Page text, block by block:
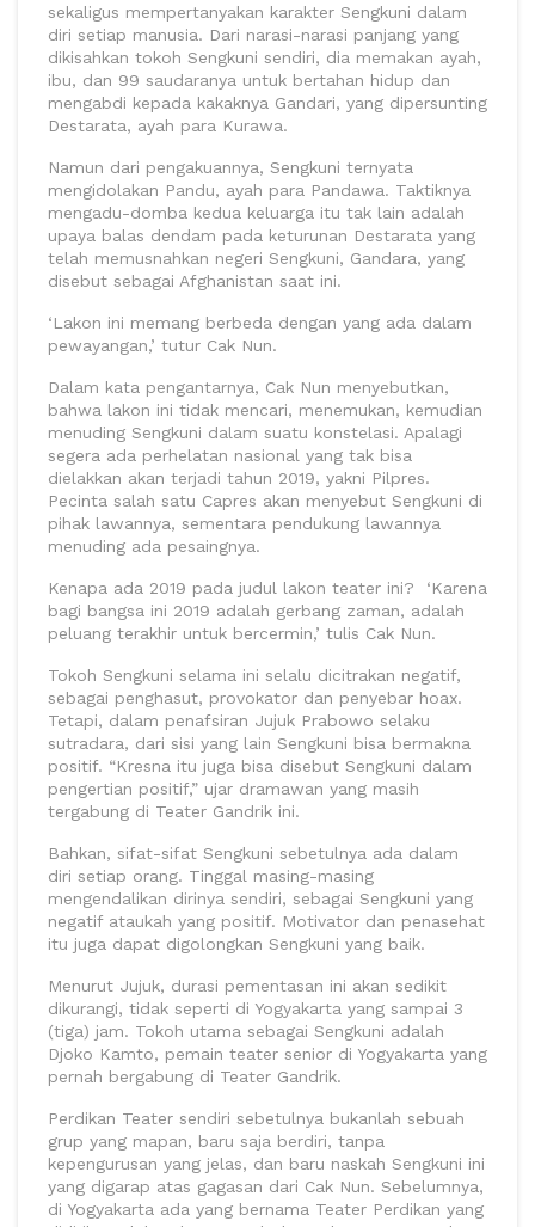
sekaligus mempertanyakan karakter Sengkuni dalam
diri setiap manusia. Dari narasi-narasi panjang yang
dikisahkan tokoh Sengkuni sendiri, dia memakan ayah,
ibu, dan 99 saudaranya untuk bertahan hidup dan
mengabdi kepada kakaknya Gandari, yang dipersunting
Destarata, ayah para Kurawa.
Namun dari pengakuannya, Sengkuni ternyata
mengidolakan Pandu, ayah para Pandawa. Taktiknya
mengadu-domba kedua keluarga itu tak lain adalah
upaya balas dendam pada keturunan Destarata yang
telah memusnahkan negeri Sengkuni, Gandara, yang
disebut sebagai Afghanistan saat ini.
‘Lakon ini memang berbeda dengan yang ada dalam
pewayangan,’ tutur Cak Nun.
Dalam kata pengantarnya, Cak Nun menyebutkan,
bahwa lakon ini tidak mencari, menemukan, kemudian
menuding Sengkuni dalam suatu konstelasi. Apalagi
segera ada perhelatan nasional yang tak bisa
dielakkan akan terjadi tahun 2019, yakni Pilpres.
Pecinta salah satu Capres akan menyebut Sengkuni di
pihak lawannya, sementara pendukung lawannya
menuding ada pesaingnya.
Kenapa ada 2019 pada judul lakon teater ini? ‘Karena
bagi bangsa ini 2019 adalah gerbang zaman, adalah
peluang terakhir untuk bercermin,’ tulis Cak Nun.
Tokoh Sengkuni selama ini selalu dicitrakan negatif,
sebagai penghasut, provokator dan penyebar hoax.
Tetapi, dalam penafsiran Jujuk Prabowo selaku
sutradara, dari sisi yang lain Sengkuni bisa bermakna
positif. “Kresna itu juga bisa disebut Sengkuni dalam
pengertian positif,” ujar dramawan yang masih
tergabung di Teater Gandrik ini.
Bahkan, sifat-sifat Sengkuni sebetulnya ada dalam
diri setiap orang. Tinggal masing-masing
mengendalikan dirinya sendiri, sebagai Sengkuni yang
negatif ataukah yang positif. Motivator dan penasehat
itu juga dapat digolongkan Sengkuni yang baik.
Menurut Jujuk, durasi pementasan ini akan sedikit
dikurangi, tidak seperti di Yogyakarta yang sampai 3
(tiga) jam. Tokoh utama sebagai Sengkuni adalah
Djoko Kamto, pemain teater senior di Yogyakarta yang
pernah bergabung di Teater Gandrik.
Perdikan Teater sendiri sebetulnya bukanlah sebuah
grup yang mapan, baru saja berdiri, tanpa
kepengurusan yang jelas, dan baru naskah Sengkuni ini
yang digarap atas gagasan dari Cak Nun. Sebelumnya,
di Yogyakarta ada yang bernama Teater Perdikan yang